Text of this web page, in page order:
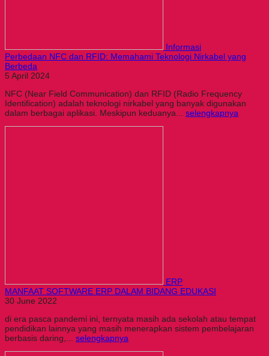
Informasi
Perbedaan NFC dan RFID: Memahami Teknologi Nirkabel yang
Berbeda
5 April 2024
NFC (Near Field Communication) dan RFID (Radio Frequency
Identification) adalah teknologi nirkabel yang banyak digunakan
dalam berbagai aplikasi. Meskipun keduanya... selengkapnya
ERP
MANFAAT SOFTWARE ERP DALAM BIDANG EDUKASI
30 June 2022
di era pasca pandemi ini, ternyata masih ada sekolah atau tempat
pendidikan lainnya yang masih menerapkan sistem pembelajaran
berbasis daring,... selengkapnya